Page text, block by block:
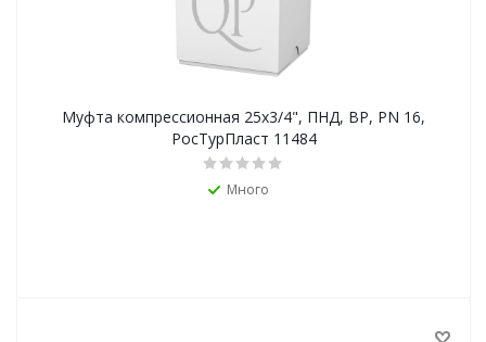
Муфта компрессионная 25х3/4", ПНД, ВР, PN 16,
РосТурПласт 11484
Много